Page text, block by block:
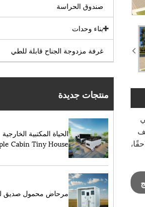
صندوق الحراسة
بناء وحدات
غرفة مزدوجة الجناح قابلة للطي
منتجات جديدة
الحياة المكتبية الخارجية
Cabin Tiny House
مرحاض محمول صديق